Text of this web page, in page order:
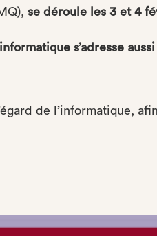
se déroule les 3 et 4
s’adresse
de l’informatique,